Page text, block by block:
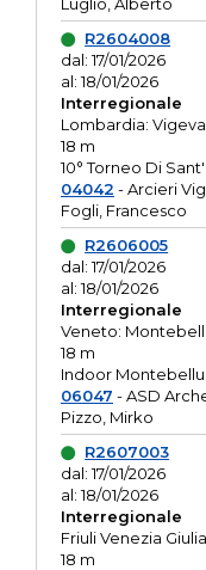
R2604008
dal: 17/01/2026
al: 18/01/2026
Interregionale
Lombardia:
18 m
10° Torneo Di
04042 - Arcieri
Fogli, Francesco
R2606005
dal: 17/01/2026
al: 18/01/2026
Interregionale
Veneto:
18 m
Indoor
06047 - ASD
Pizzo, Mirko
R2607003
dal: 17/01/2026
al: 18/01/2026
Interregionale
Friuli Venezia
18 m